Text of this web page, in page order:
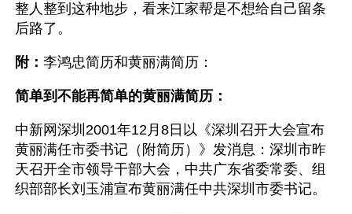
整人整到这种地步，看来江家帮是不想给自己留条
后路了。
附： 李鸿忠简历和黄丽满简历：
简单到不能再简单的黄丽满简历：
中新网深圳2001年12月8日以《深圳召开大会宣布
黄丽满任市委书记（附简历）》发消息：深圳市昨
天召开全市领导干部大会，中共广东省委常委、组
织部部长刘玉浦宣布黄丽满任中共深圳市委书记。